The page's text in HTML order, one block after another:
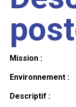
Mission :
Environnement :
Descriptif :